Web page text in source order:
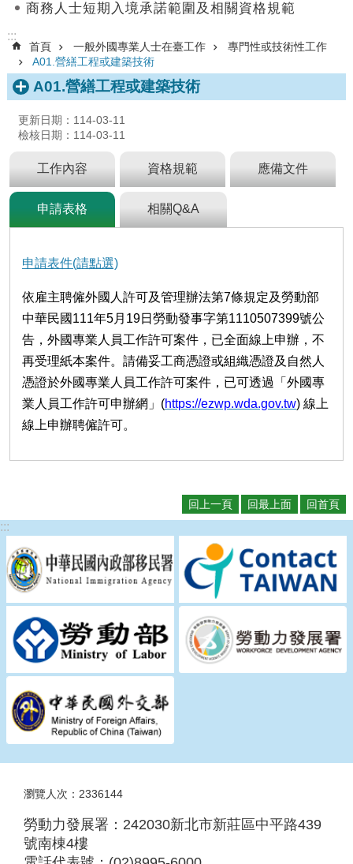
絡
我
們
English
私
權
訊
全
策
政
府
網
站
資
開
放
宣
瀆
商務人士短期入境承諾範圍及相關資格規範
:::
首頁 一般外國專業人士在臺工作
專門性或技術性工作
A01.營繕工程或建築技術
A01.營繕工程或建築技術
更新日期：114-03-11
檢核日期：114-03-11
工作內容 資格規範 應備文件
申請表格 相關Q&A
申請表件(請點選)
依雇主聘僱外國人許可及管理辦法第7條規定及勞動部
中華民國111年5月19日勞動發事字第1110507399號公
告，外國專業人員工作許可案件，已全面線上申辦，不
再受理紙本案件。請備妥工商憑證或組織憑證及自然人
憑證於外國專業人員工作許可案件，已可透過「外國專
業人員工作許可申辦網」(https://ezwp.wda.gov.tw) 線上
線上申辦聘僱許可。
回上一頁 回最上面 回首頁
:::
瀏覽人次：2336144
勞動力發展署：242030新北市新莊區中平路439
號南棟4樓